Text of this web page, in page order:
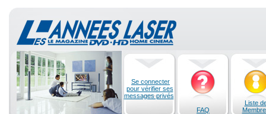
Se connecter
pour vérifier ses
messages privés
FAQ
Liste